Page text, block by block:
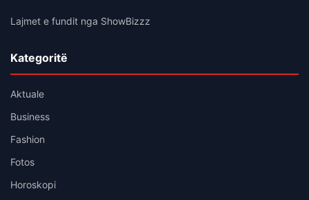
Lajmet e fundit nga ShowBizzz
Kategoritë
Aktuale
Business
Fashion
Fotos
Horoskopi